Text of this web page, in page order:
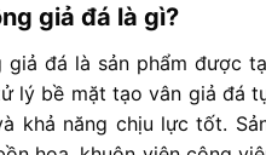
giả đá là gì?
giảđá là sản phẩmđược
lý bề mặttạovân giả đá
khả năng chịu lựctốt.